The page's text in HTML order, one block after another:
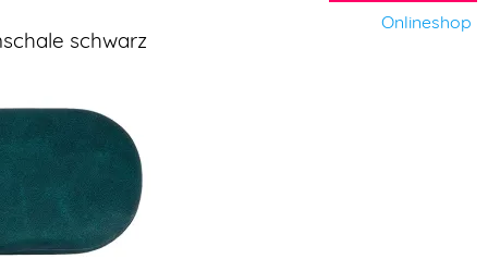
Onlineshop
schwarz